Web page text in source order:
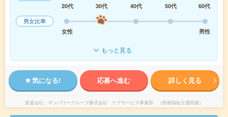
20代
30代 40代 50代
60代
男女比率
女性
男性
もっと見る
気になる! 応募へ進む 詳しく見る
派遣会社 マンパワーグループ株式会社 ケアサービス事業部 （医療福祉介護関連）